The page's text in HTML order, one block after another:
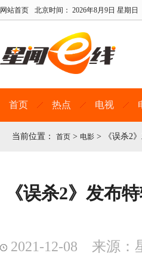
网站首页 北京时间： 2026年8月9日 星期日
首页 热点 电视
当前位置： 首页 > 电影 > 《误杀2
《误杀2》发布
2021-12-08 来源：